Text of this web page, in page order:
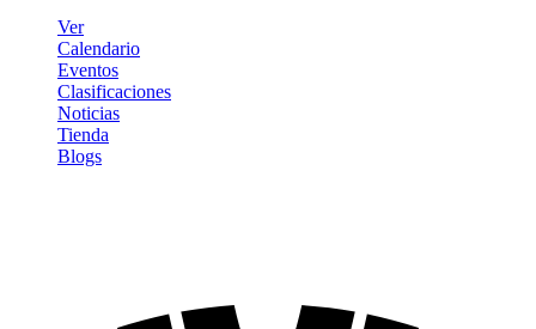
Ver
Calendario
Eventos
Clasificaciones
Noticias
Tienda
Blogs